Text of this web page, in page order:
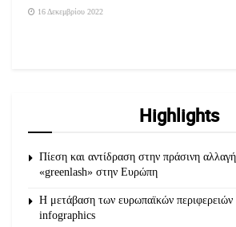
16 Δεκεμβρίου 2022
Highlights
Πίεση και αντίδραση στην πράσινη
«greenlash» στην Ευρώπη
Η μετάβαση των ευρωπαϊκών
infographics